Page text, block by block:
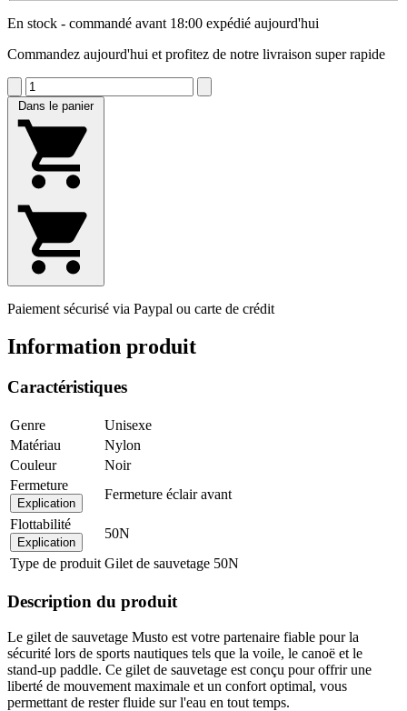
En stock - commandé avant 18:00 expédié aujourd'hui
Commandez aujourd'hui et profitez de notre livraison super rapide
Dans le panier
Paiement sécurisé via Paypal ou carte de crédit
Information produit
Caractéristiques
Genre
Unisexe
Matériau
Nylon
Couleur
Noir
Fermeture
Explication
Fermeture éclair avant
Flottabilité
Explication
50N
Type de produit Gilet de sauvetage 50N
Description du produit
Le gilet de sauvetage Musto est votre partenaire fiable pour la
sécurité lors de sports nautiques tels que la voile, le canoë et le
stand-up paddle. Ce gilet de sauvetage est conçu pour offrir une
liberté de mouvement maximale et un confort optimal, vous
permettant de rester fluide sur l'eau en tout temps.